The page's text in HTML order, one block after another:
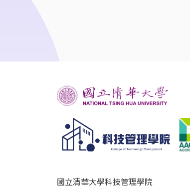
國立清華大學科技管理學院